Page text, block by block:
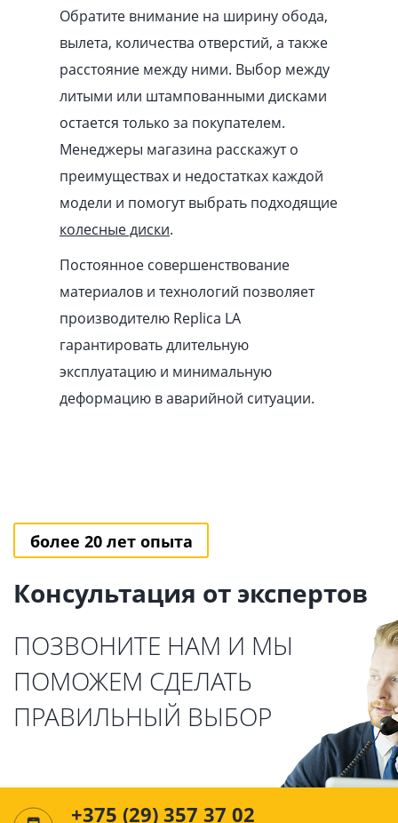
Обратите внимание на ширину обода,
вылета, количества отверстий, а также
расстояние между ними. Выбор между
литыми или штампованными дисками
остается только за покупателем.
Менеджеры магазина расскажут о
преимуществах и недостатках каждой
модели и помогут выбрать подходящие
колесные диски.
Постоянное совершенствование
материалов и технологий позволяет
производителю Replica LA
гарантировать длительную
эксплуатацию и минимальную
деформацию в аварийной ситуации.
более 20 лет опыта
Консультация от экспертов
ПОЗВОНИТЕ НАМ И МЫ
ПОМОЖЕМ СДЕЛАТЬ
ПРАВИЛЬНЫЙ ВЫБОР
+375 (29) 357 37 02